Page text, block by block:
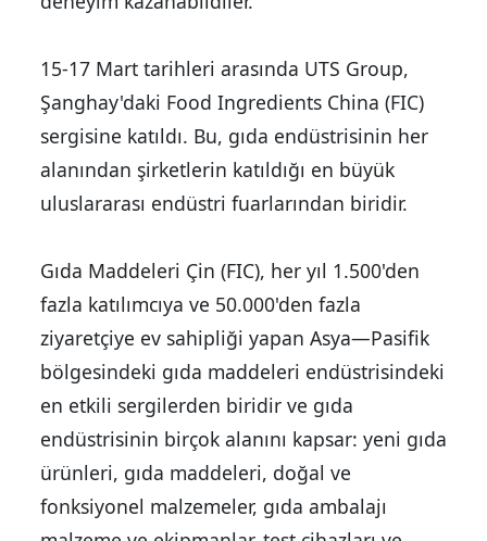
15-17 Mart tarihleri arasında UTS Group,
Şanghay'daki Food Ingredients China (FIC)
sergisine katıldı. Bu, gıda endüstrisinin her
alanından şirketlerin katıldığı en büyük
uluslararası endüstri fuarlarından biridir.
Gıda Maddeleri Çin (FIC), her yıl 1.500'den
fazla katılımcıya ve 50.000'den fazla
ziyaretçiye ev sahipliği yapan Asya—Pasifik
bölgesindeki gıda maddeleri endüstrisindeki
en etkili sergilerden biridir ve gıda
endüstrisinin birçok alanını kapsar: yeni gıda
ürünleri, gıda maddeleri, doğal ve
fonksiyonel malzemeler, gıda ambalajı